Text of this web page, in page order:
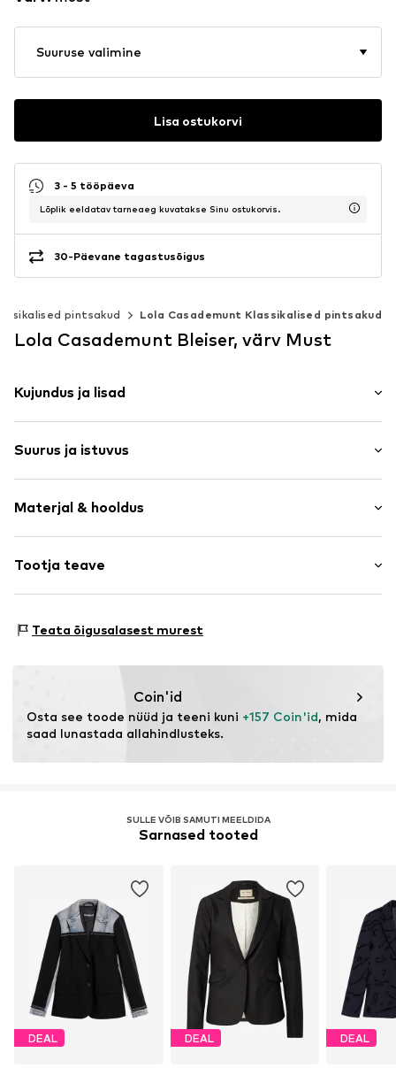
Suuruse valimine
Lisa ostukorvi
3 - 5 tööpäeva
Lõplik eeldatav tarneaeg kuvatakse Sinu ostukorvis.
30-Päevane tagastusõigus
pintsakud Lola Casademunt Klassikalised pintsakud
Lola Casademunt Bleiser, värv Must
Kujundus ja lisad
Ühe nööbiga mansetid
Reväärkrae
Seljaõmblus
Kergelt vooderdatud
Toote nr. LCA1200001000001
Suurus ja istuvus
Pikkus: Tavaline lõige
Istuvus: Normaalne tegumood
Suuruste tabel
Materjal & hooldus
Materjal: 90% Polüester - PES, 10% Elastaan
Tootja teave
75001 PARIS
Teata õigusalasest murest
Coin'id
Osta see toode nüüd ja teeni kuni +157 Coin'id, mida
saad lunastada allahindlusteks.
SULLE VÕIB SAMUTI MEELDIDA
Sarnased tooted
DEAL DEAL DEAL